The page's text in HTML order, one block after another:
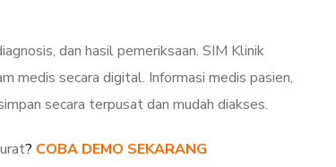
dan hasil pemeriksaan. SIM Klinik
medis secara digital. Informasi medis pasien,
secara terpusat dan mudah diakses.
? COBA DEMO SEKARANG